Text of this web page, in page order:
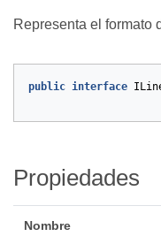
Representa el formato
public interface
Propiedades
Nombre